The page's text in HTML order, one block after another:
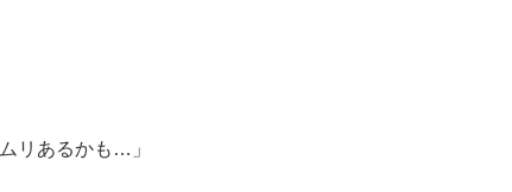
リあるかも…」